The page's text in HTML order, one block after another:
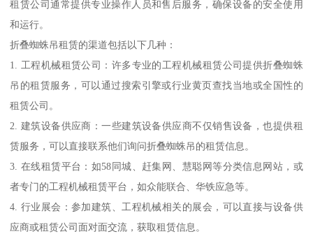
租赁公司通常提供专业操作人员和售后服务，确保设备的安全使用
和运行。
折叠蜘蛛吊租赁的渠道包括以下几种：
1. 工程机械租赁公司：许多专业的工程机械租赁公司提供折叠蜘蛛
吊的租赁服务，可以通过搜索引擎或行业黄页查找当地或全国性的
租赁公司。
2. 建筑设备供应商：一些建筑设备供应商不仅销售设备，也提供租
赁服务，可以直接联系他们询问折叠蜘蛛吊的租赁信息。
3. 在线租赁平台：如58同城、赶集网、慧聪网等分类信息网站，或
者专门的工程机械租赁平台，如众能联合、华铁应急等。
4. 行业展会：参加建筑、工程机械相关的展会，可以直接与设备供
应商或租赁公司面对面交流，获取租赁信息。